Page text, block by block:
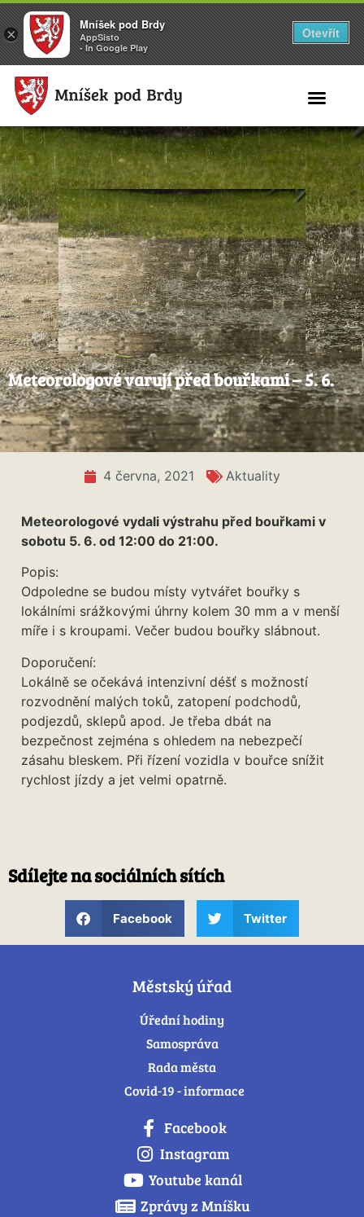
Meteorologové varují před bouřkami – 5. 6.
4 června, 2021 Aktuality
Meteorologové vydali výstrahu před bouřkami v
sobotu 5. 6. od 12:00 do 21:00.
Popis:
Odpoledne se budou místy vytvářet bouřky s
lokálními srážkovými úhrny kolem 30 mm a v menší
míře i s kroupami. Večer budou bouřky slábnout.
Doporučení:
Lokálně se očekává intenzivní déšť s možností
rozvodnění malých toků, zatopení podchodů,
podjezdů, sklepů apod. Je třeba dbát na
bezpečnost zejména s ohledem na nebezpečí
zásahu bleskem. Při řízení vozidla v bouřce snížit
rychlost jízdy a jet velmi opatrně.
Sdílejte na sociálních sítích
Facebook Twitter
Městský úřad
Úřední hodiny
Samospráva
Rada města
Covid-19 - informace
Facebook
Instagram
Youtube kanál
Zprávy z Mníšku
×
Mníšek pod Brdy
AppSisto
- In Google Play
Otevřít